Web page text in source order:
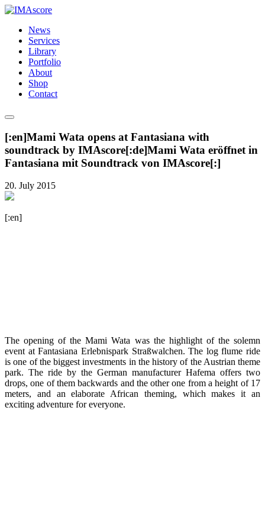
News
Services
Library
Portfolio
About
Shop
Contact
[:en]Mami Wata opens at Fantasiana with
soundtrack by IMAscore[:de]Mami Wata eröffnet in
Fantasiana mit Soundtrack von IMAscore[:]
20. July 2015
[:en]
The opening of the Mami Wata was the highlight of the solemn
event at Fantasiana Erlebnispark Straßwalchen. The log flume ride
is one of the biggest investments in the history of the Austrian theme
park. The ride by the German manufacturer Hafema offers two
drops, one of them backwards and the other one from a height of 17
meters, and an elaborate African theming, which makes it an
exciting adventure for everyone.